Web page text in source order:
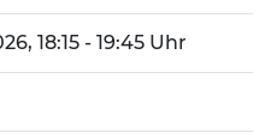
18:15 - 19:45 Uhr